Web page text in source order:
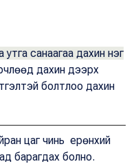
санаагаа дахин нэг
дахин дээрх
болтлоо дахин
цаг чинь ерөнхий
барагдах болно.